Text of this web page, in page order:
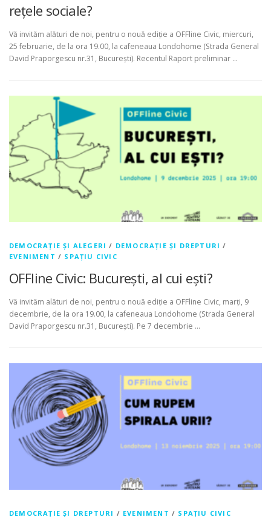
rețele sociale?
Vă invităm alături de noi, pentru o nouă ediție a OFFline Civic, miercuri,
25 februarie, de la ora 19.00, la cafeneaua Londohome (Strada General
David Praporgescu nr.31, București). Recentul Raport preliminar …
DEMOCRAȚIE ȘI ALEGERI / DEMOCRAȚIE ȘI DREPTURI /
EVENIMENT / SPAȚIU CIVIC
OFFline Civic: București, al cui ești?
Vă invităm alături de noi, pentru o nouă ediție a OFFline Civic, marți, 9
decembrie, de la ora 19.00, la cafeneaua Londohome (Strada General
David Praporgescu nr.31, București). Pe 7 decembrie …
DEMOCRAȚIE ȘI DREPTURI / EVENIMENT / SPAȚIU CIVIC